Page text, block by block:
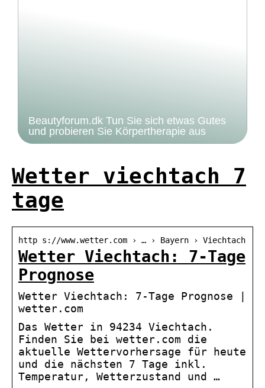
Beautyforum.dk Tun Sie sich etwas Gutes
und probieren Sie Körpertherapie aus
Wetter viechtach 7
tage
http s://www.wetter.com › … › Bayern › Viechtach
Wetter Viechtach: 7-Tage
Prognose
Wetter Viechtach: 7-Tage Prognose |
wetter.com
Das Wetter in 94234 Viechtach.
Finden Sie bei wetter.com die
aktuelle Wettervorhersage für heute
und die nächsten 7 Tage inkl.
Temperatur, Wetterzustand und …